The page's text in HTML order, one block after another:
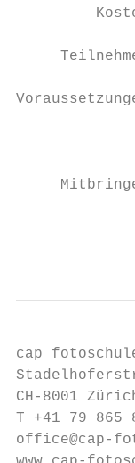
cap fotoschule
CH-8001
T +41 79 865
office@cap-